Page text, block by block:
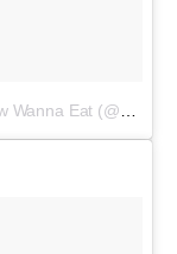
Une photo publiée par Amy Kritzer/What Jew Wanna Eat (@whatjewwannaeat)